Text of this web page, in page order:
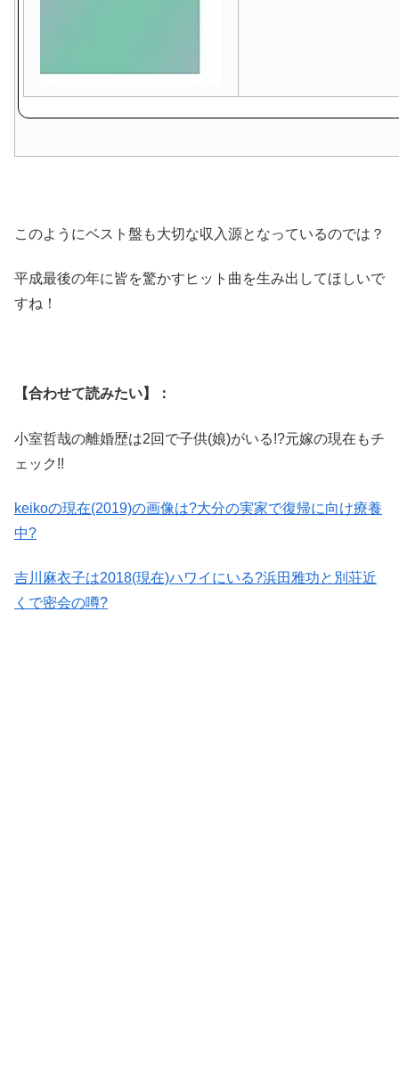
このようにベスト盤も大切な収入源となっているのでは？
平成最後の年に皆を驚かすヒット曲を生み出してほしいで
すね！
【合わせて読みたい】：
小室哲哉の離婚歴は2回で子供(娘)がいる!?元嫁の現在もチ
ェック!!
keikoの現在(2019)の画像は?大分の実家で復帰に向け療養
中?
吉川麻衣子は2018(現在)ハワイにいる?浜田雅功と別荘近
くで密会の噂?